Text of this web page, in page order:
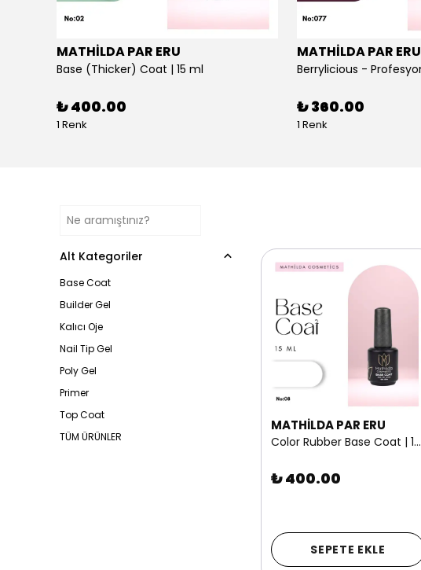
MATHİLDA PAR ERU
Base (Thicker) Coat | 15 ml
₺ 400.00
1 Renk
MATHİLDA PAR ERU
₺ 360.00
1 Renk
Alt Kategoriler
Base Coat
Builder Gel
Kalıcı Oje
Nail Tip Gel
Poly Gel
Primer
Top Coat
TÜM ÜRÜNLER
MATHİLDA PAR ERU
Color Rubber Base Coat | 15 ml NO: 08
₺ 400.00
SEPETE EKLE